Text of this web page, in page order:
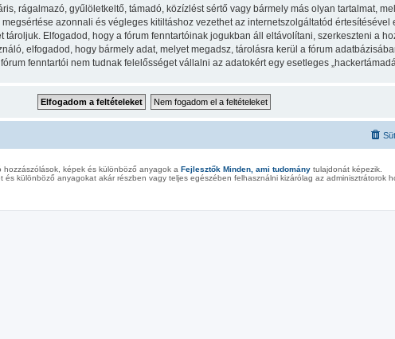
rágalmazó, gyűlöletkeltő, támadó, közízlést sértő vagy bármely más olyan tartalmat,
azonnali és végleges kitiltáshoz vezethet az internetszolgáltatód értesítésével
Elfogadod, hogy a fórum fenntartóinak jogukban áll eltávolítani, szerkeszteni a
elfogadod, hogy bármely adat, melyet megadsz, tárolásra kerül a fórum
fenntartói nem tudnak felelősséget vállalni az adatokért egy esetleges
hozzászólások, képek és különböző anyagok a Fejlesztők Minden, ami tudomány tulajdonát képezik.
különböző anyagokat akár részben vagy teljes egészében felhasználni kizárólag az adminisztrátorok